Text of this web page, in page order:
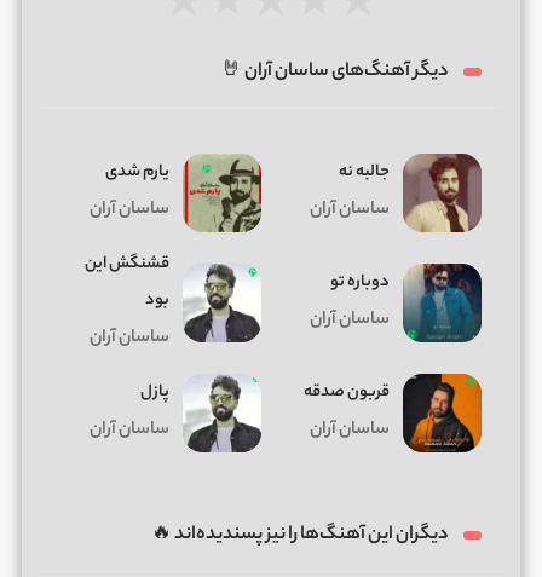
دیگر آهنگ‌های ساسان آران 🤘
جالبه نه
ساسان آران
یارم شدی
ساسان آران
دوباره تو
ساسان آران
قشنگش این
بود
ساسان آران
قربون صدقه
ساسان آران
پازل
ساسان آران
دیگران این آهنگ‌ها را نیز پسندیده‌اند 🔥